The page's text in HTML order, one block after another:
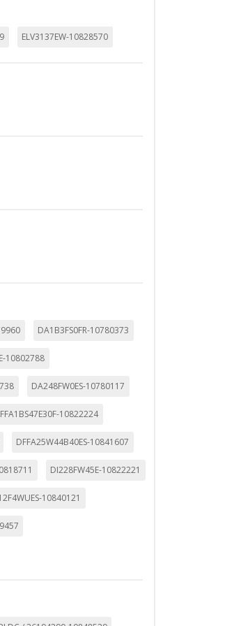
ELV3137EW-10828570
DA1B3FS0FR-10780373
10802788
DA248FW0ES-10780117
10822224
DFFA25W44B40ES-10841607
DI228FW45E-10822221
10840121